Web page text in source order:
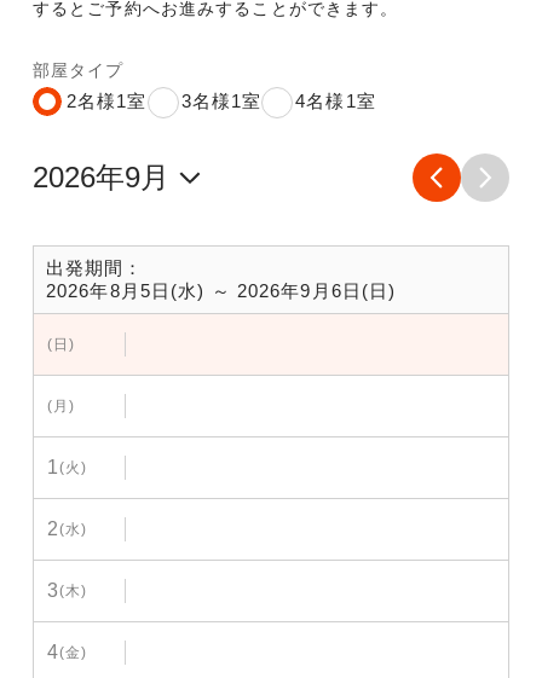
するとご予約へお進みすることができます。
部屋タイプ
2名様1室 3名様1室 4名様1室
出発期間：
2026年8月5日(水) ～ 2026年9月6日(日)
(日)
(月)
1(火)
2(水)
3(木)
4(金)